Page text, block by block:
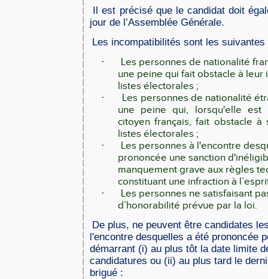
Il est précisé que le candidat doit
jour de l’Assemblée Générale.
Les incompatibilités sont les suivantes
·
Les personnes de nationalité
une peine qui fait obstacle à leur
listes électorales ;
·
Les personnes de nationalité
une peine qui, lorsqu'elle est
citoyen français, fait obstacle à
listes électorales ;
·
Les personnes à l'encontre
prononcée une sanction
manquement grave aux règles
constituant une infraction à
·
Les personnes ne satisfaisant
d’honorabilité prévue par la loi.
De plus, ne peuvent être candidates
l'encontre desquelles a été prononcée
démarrant (i) au plus tôt la date limite
candidatures ou (ii) au plus tard le
brigué :